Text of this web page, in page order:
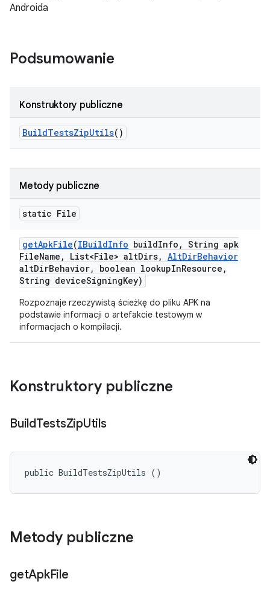
Androida
Podsumowanie
Konstruktory publiczne
BuildTestsZipUtils()
Metody publiczne
static File
getApkFile(IBuildInfo buildInfo , String apk
FileName , List<File> altDirs, AltDirBehavior
altDirBehavior, boolean lookupInResource ,
String deviceSigningKey)
Rozpoznaje rzeczywistą ścieżkę do pliku APK na
podstawie informacji o artefakcie testowym w
informacjach o kompilacji.
Konstruktory publiczne
BuildTestsZipUtils
public BuildTestsZipUtils ()
Metody publiczne
getApkFile